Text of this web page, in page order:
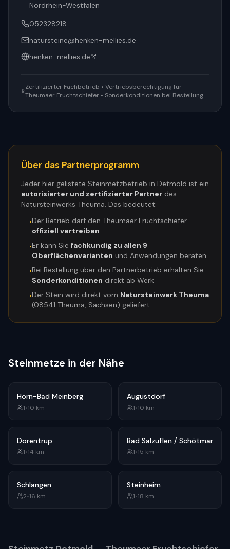
Nordrhein-Westfalen
052328218
natursteine@henken-mellies.de
henken-mellies.de
Zertifizierter Fachbetrieb • Vertriebsberechtigung für
Theumaer Fruchtschiefer • Sonderkonditionen bei Bestellung
Über das Partnerprogramm
Jeder hier gelistete Steinmetzbetrieb in Detmold ist ein
autorisierter und zertifizierter Partner des
Natursteinwerks Theuma. Das bedeutet:
•Der Betrieb darf den Theumaer Fruchtschiefer
offiziell vertreiben
•Er kann Sie fachkundig zu allen 9
Oberflächenvarianten und Anwendungen beraten
•Bei Bestellung über den Partnerbetrieb erhalten Sie
Sonderkonditionen direkt ab Werk
•Der Stein wird direkt vom Natursteinwerk Theuma
(08541 Theuma, Sachsen) geliefert
Steinmetze in der Nähe
Horn-Bad Meinberg
1•10 km
Augustdorf
1•10 km
Dörentrup
1•14 km
Bad Salzuflen / Schötmar
1•15 km
Schlangen
2•16 km
Steinheim
1•18 km